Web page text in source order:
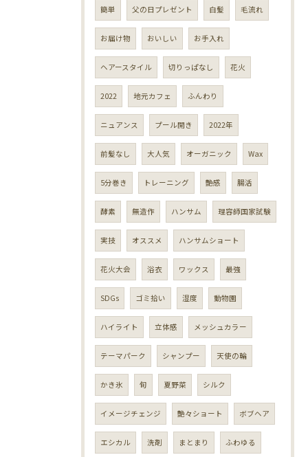
簡単 父の日プレゼント 白髪 毛流れ
お届け物 おいしい お手入れ
ヘアースタイル 切りっぱなし 花火
2022 地元カフェ ふんわり
ニュアンス プール開き 2022年
前髪なし 大人気 オーガニック Wax
5分巻き トレーニング 艶感 腸活
酵素 無造作 ハンサム 理容師国家試験
実技 オススメ ハンサムショート
花火大会 浴衣 ワックス 最強
SDGs ゴミ拾い 湿度 動物園
ハイライト 立体感 メッシュカラー
テーマパーク シャンプー 天使の輪
かき氷 旬 夏野菜 シルク
イメージチェンジ 艶々ショート ボブヘア
エシカル 洗剤 まとまり ふわゆる